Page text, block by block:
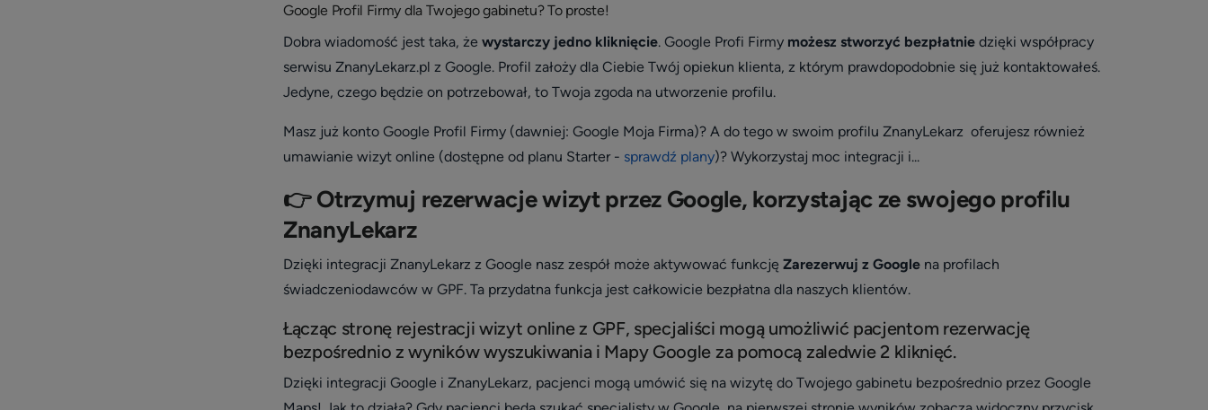
Google Profil Firmy dla Twojego gabinetu? To proste!
Dobra wiadomość jest taka, że wystarczy jedno kliknięcie. Google Profi Firmy możesz stworzyć bezpłatniedzięki współpracy
serwisu ZnanyLekarz.pl z Google. Profil założy dla Ciebie Twój opiekun klienta, z którym prawdopodobnie się już kontaktowałeś.
Jedyne, czego będzie on potrzebował, to Twoja zgoda na utworzenie profilu.
Masz już konto Google Profil Firmy (dawniej: Google Moja Firma)? A do tego w swoim profilu ZnanyLekarz oferujesz również
umawianie wizyt online (dostępne od planu Starter - sprawdź plany)? Wykorzystaj moc integracji i...
👉 Otrzymuj rezerwacje wizyt przez Google, korzystając ze swojego profilu
ZnanyLekarz
Dzięki integracji ZnanyLekarz z Google nasz zespół może aktywować funkcję Zarezerwuj z Google na profilach
świadczeniodawców w GPF. Ta przydatna funkcja jest całkowicie bezpłatna dla naszych klientów.
Łącząc stronę rejestracji wizyt online z GPF, specjaliści mogą umożliwić pacjentom rezerwację
bezpośrednio z wyników wyszukiwania i Mapy Google za pomocą zaledwie 2 kliknięć.
Dzięki integracji Google i ZnanyLekarz, pacjenci mogą umówić się na wizytę do Twojego gabinetu bezpośrednio przez Google